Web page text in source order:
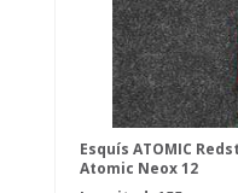
Esquís ATOMIC
Atomic Neox 12